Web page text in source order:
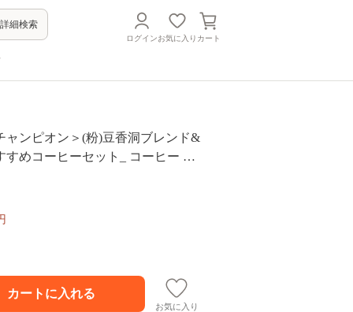
詳細検索
ログインお気に入り カート
ャンピオン＞(粉)豆香洞ブレンド&
すめコーヒーセット_ コーヒー 珈
ピオン 専門店 常温 【1083234】
お気に入り